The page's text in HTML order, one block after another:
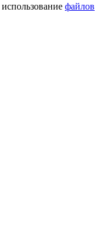
файлов